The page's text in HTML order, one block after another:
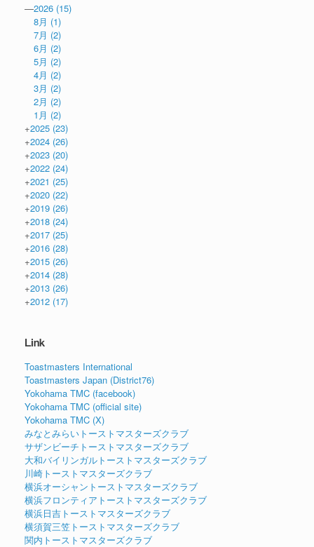
—2026 (15)
8月 (1)
7月 (2)
6月 (2)
5月 (2)
4月 (2)
3月 (2)
2月 (2)
1月 (2)
+2025 (23)
+2024 (26)
+2023 (20)
+2022 (24)
+2021 (25)
+2020 (22)
+2019 (26)
+2018 (24)
+2017 (25)
+2016 (28)
+2015 (26)
+2014 (28)
+2013 (26)
+2012 (17)
Link
Toastmasters International
Toastmasters Japan (District76)
Yokohama TMC (facebook)
Yokohama TMC (official site)
Yokohama TMC (X)
みなとみらいトーストマスターズクラブ
サザンビーチトーストマスターズクラブ
大和バイリンガルトーストマスターズクラブ
川崎トーストマスターズクラブ
横浜オーシャントーストマスターズクラブ
横浜フロンティアトーストマスターズクラブ
横浜日吉トーストマスターズクラブ
横須賀三笠トーストマスターズクラブ
関内トーストマスターズクラブ